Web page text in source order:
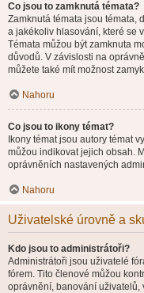
Co jsou to zamknutá témata?
Zamknutá témata jsou témata,
a jakékoliv hlasování, které se
Témata můžou být zamknuta
důvodů. V závislosti na
můžete také mít možnost
Nahoru
Co jsou to ikony témat?
Ikony témat jsou autory témat
můžou indikovat jejich obsah.
oprávněních nastavených
Nahoru
Uživatelské úrovně a
Kdo jsou to administrátoři?
Administrátoři jsou uživatelé
fórem. Tito členové můžou
oprávnění, banování